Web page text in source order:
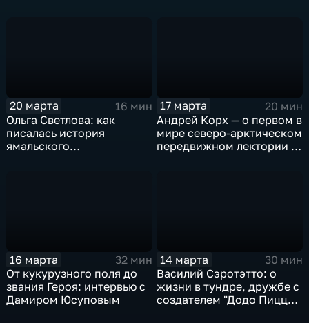
20 марта
16 мин
Ольга Светлова: как
писалась история
ямальского
17 марта
20 мин
Андрей Корх — о первом в
мире северо-арктическом
передвижном лектории и
16 марта
32 мин
От кукурузного поля до
звания Героя: интервью с
Дамиром Юсуповым
14 марта
30 мин
Василий Сэротэтто: о
жизни в тундре, дружбе с
создателем "Додо Пиццы"